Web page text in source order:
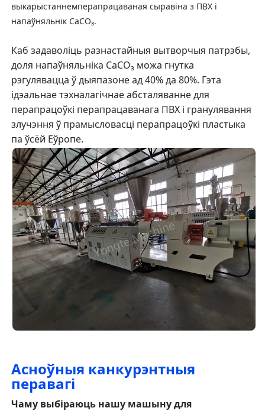
выкарыстаннемперапрацаваная сыравіна з ПВХ і
напаўняльнік CaCO₃.
Каб задаволіць разнастайныя вытворчыя патрэбы,
доля напаўняльніка CaCO₃ можа гнутка
рэгулявацца ў дыяпазоне ад 40% да 80%. Гэта
ідэальнае тэхналагічнае абсталяванне для
перапрацоўкі перапрацаванага ПВХ і гранулявання
злучэння ў прамысловасці перапрацоўкі пластыка
па ўсёй Еўропе.
Асноўныя канкурэнтныя
перавагі
Чаму выбіраюць нашу машыну для